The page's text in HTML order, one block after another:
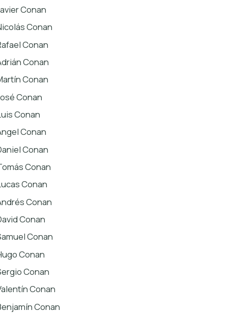
Conan
Conan
Conan
Conan
Conan
Conan
Conan
Conan
Conan
Conan
Conan
Conan
Conan
Conan
Conan
Conan
Conan
Conan